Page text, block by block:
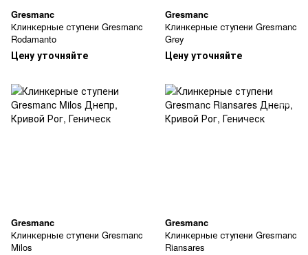
Gresmanc
Клинкерные ступени Gresmanc
Rodamanto
Цену уточняйте
Gresmanc
Клинкерные ступени Gresmanc
Grey
Цену уточняйте
Gresmanc
Клинкерные ступени Gresmanc
Milos
Gresmanc
Клинкерные ступени Gresmanc
Riansares